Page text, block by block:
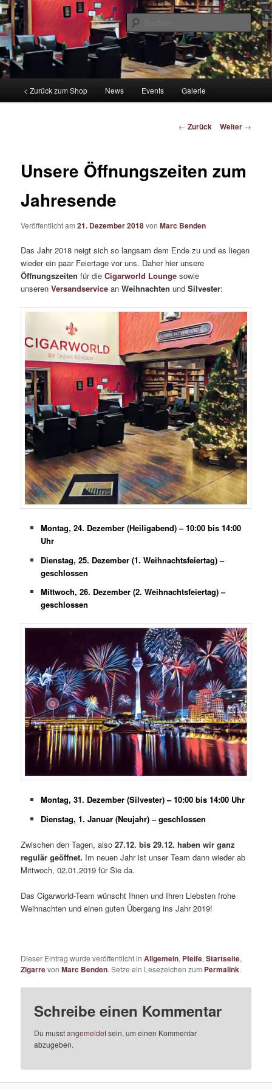
Zum
Inhalt
wechseln
CIGARWORLD Blog
by tabac benden
< Zurück zum Shop News Events Galerie
Beitragsnavigation
← Zurück Weiter →
Unsere Öffnungszeiten zum
Jahresende
Veröffentlicht am21. Dezember 2018vonMarc Benden
Das Jahr 2018 neigt sich so langsam dem Ende zu und es liegen
wieder ein paar Feiertage vor uns. Daher hier unsere
Öffnungszeiten für dieCigarworld Lounge sowie
unserenVersandservice anWeihnachten undSilvester:
Montag, 24. Dezember (Heiligabend) – 10:00 bis 14:00
Uhr
Dienstag, 25. Dezember (1. Weihnachtsfeiertag) –
geschlossen
Mittwoch, 26. Dezember (2. Weihnachtsfeiertag) –
geschlossen
Montag, 31. Dezember (Silvester) – 10:00 bis 14:00 Uhr
Dienstag, 1. Januar (Neujahr) – geschlossen
Zwischen den Tagen, also27.12. bis 29.12. haben wir ganz
regulär geöffnet. Im neuen Jahr ist unser Team dann wieder ab
Mittwoch, 02.01.2019 für Sie da.
Das Cigarworld-Team wünscht Ihnen und Ihren Liebsten frohe
Weihnachten und einen guten Übergang ins Jahr 2019!
Dieser Eintrag wurde veröffentlicht inAllgemein, Pfeife,Startseite,
ZigarrevonMarc Benden. Setze ein Lesezeichen zum Permalink.
Schreibe einen Kommentar
Du musstangemeldetsein, um einen Kommentar
abzugeben.